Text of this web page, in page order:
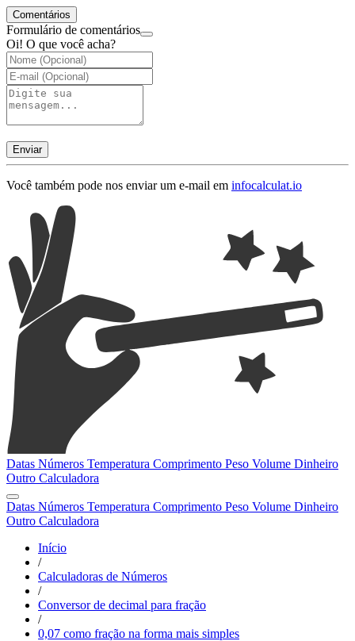
Comentários
Formulário de comentários
Oi! O que você acha?
Enviar
Você também pode nos enviar um e-mail em infocalculat.io
Datas Números Temperatura Comprimento Peso Volume Dinheiro
Outro Calculadora
Datas Números Temperatura Comprimento Peso Volume Dinheiro
Outro Calculadora
Início
/
Calculadoras de Números
/
Conversor de decimal para fração
/
0,07 como fração na forma mais simples